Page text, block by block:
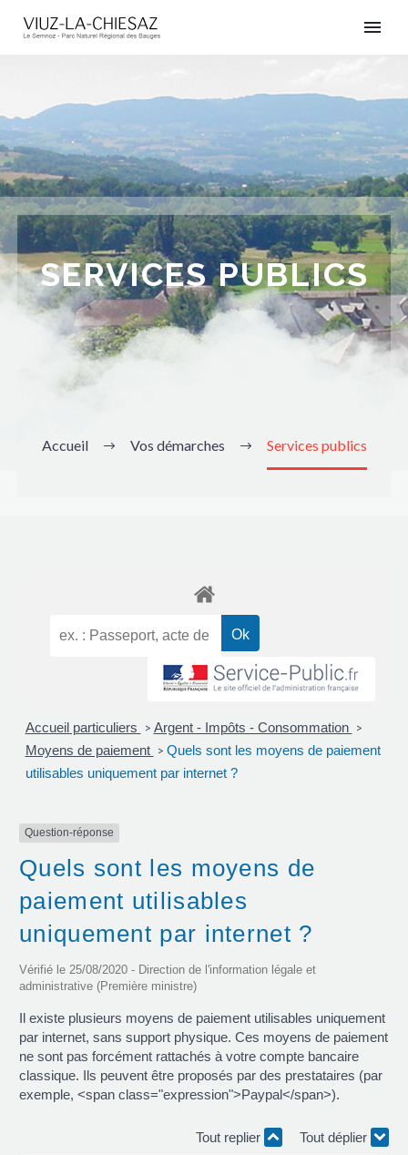
SERVICES PUBLICS
Accueil Vos démarches Services publics
Accueil particuliers > Argent - Impôts - Consommation >
Moyens de paiement > Quels sont les moyens de paiement
utilisables uniquement par internet ?
Question-réponse
Quels sont les moyens de
paiement utilisables
uniquement par internet ?
Vérifié le 25/08/2020 - Direction de l'information légale et
administrative (Première ministre)
Il existe plusieurs moyens de paiement utilisables uniquement
par internet, sans support physique. Ces moyens de paiement
ne sont pas forcément rattachés à votre compte bancaire
classique. Ils peuvent être proposés par des prestataires (par
exemple, <span class="expression">Paypal</span>).
Tout replier Tout déplier